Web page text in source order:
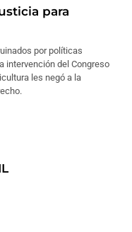
para
por políticas
intervención del Congreso
les negó a la